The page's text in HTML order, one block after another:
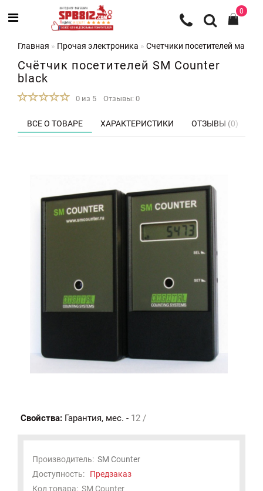
0
Главная Прочая электроника Счетчики посетителей
Счётчик посетителей SM Сounter
black
0 из 5 Отзывы: 0
ВСЕ О ТОВАРЕ ХАРАКТЕРИСТИКИ ОТЗЫВЫ (0)
Свойства: Гарантия, мес. - 12 /
Производитель: SM Сounter
Доступность: Предзаказ
Код товара: SM Сounter